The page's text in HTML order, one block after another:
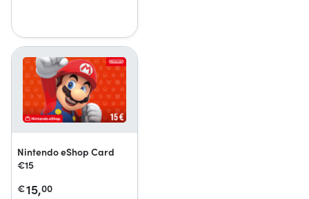
Nintendo eShop Card
€15
€15,00